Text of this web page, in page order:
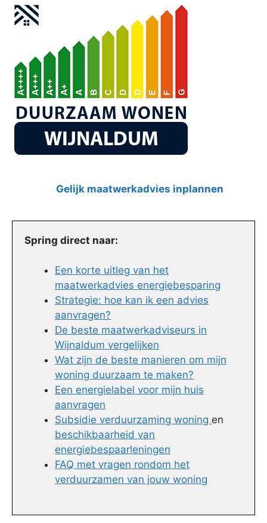
Gelijk maatwerkadvies inplannen
Spring direct naar:
Een korte uitleg van het
maatwerkadvies energiebesparing
Strategie: hoe kan ik een advies
aanvragen?
De beste maatwerkadviseurs in
Wijnaldum vergelijken
Wat zijn de beste manieren om mijn
woning duurzaam te maken?
Een energielabel voor mijn huis
aanvragen
Subsidie verduurzaming woning en
beschikbaarheid van
energiebespaarleningen
FAQ met vragen rondom het
verduurzamen van jouw woning